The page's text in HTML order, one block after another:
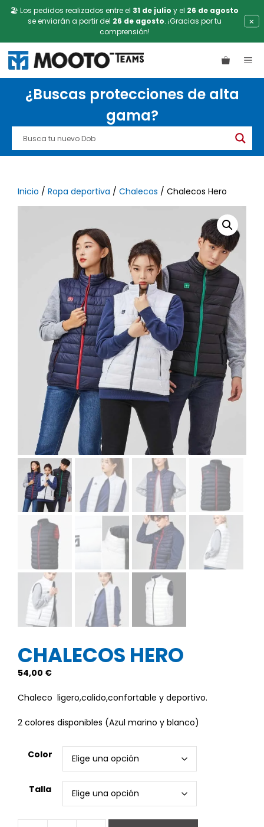
🏖️ Los pedidos realizados entre el 31 de julio y el 26 de agosto
se enviarán a partir del 26 de agosto. ¡Gracias por tu
comprensión!
×
Saltar
contenido
¿Buscas protecciones de alta
gama?
Inicio / Ropa deportiva / Chalecos / Chalecos Hero
CHALECOS HERO
54,00 €
Chaleco ligero,calido,confortable y deportivo.
2 colores disponibles (Azul marino y blanco)
Color
Talla